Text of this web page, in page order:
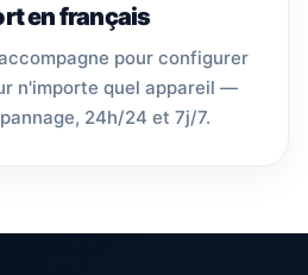
en français
pour configurer
n'importe quel appareil —
24h/24 et 7j/7.